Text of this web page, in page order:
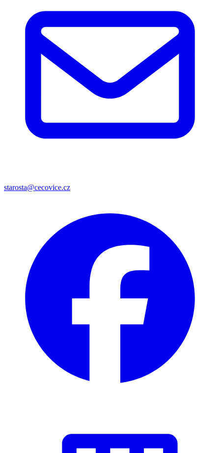
starosta@cecovice.cz